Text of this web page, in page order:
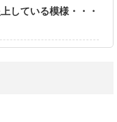
している模様・・・